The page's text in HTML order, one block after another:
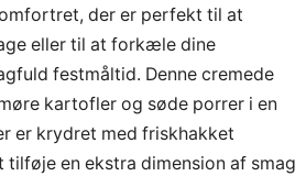
der er perfekt til at
eller til at forkæle dine
festmåltid. Denne cremede
kartofler og søde porrer i en
er krydret med friskhakket
en ekstra dimension af smag